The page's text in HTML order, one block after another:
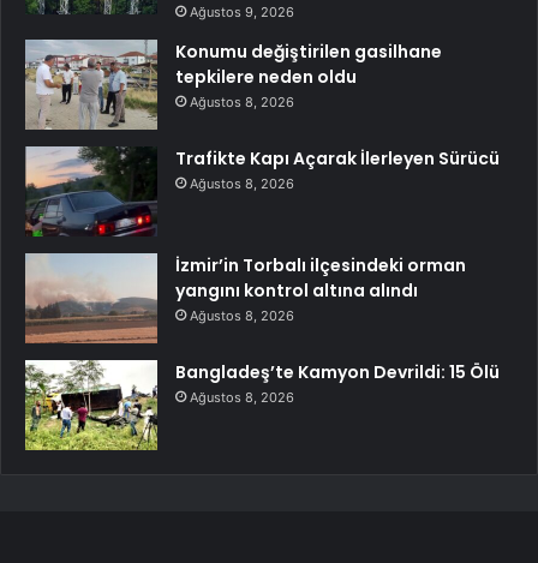
Ağustos 9, 2026
Konumu değiştirilen gasilhane
tepkilere neden oldu
Ağustos 8, 2026
Trafikte Kapı Açarak İlerleyen Sürücü
Ağustos 8, 2026
İzmir’in Torbalı ilçesindeki orman
yangını kontrol altına alındı
Ağustos 8, 2026
Bangladeş’te Kamyon Devrildi: 15 Ölü
Ağustos 8, 2026